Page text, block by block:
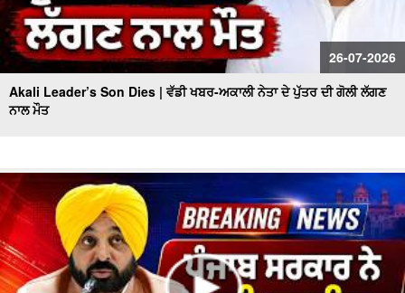
26-07-2026
Akali Leader’s Son Dies | ਵੱਡੀ ਖਬਰ-ਅਕਾਲੀ ਨੇਤਾ ਦੇ ਪੁੱਤਰ ਦੀ ਗੋਲੀ ਲੱਗਣ
ਨਾਲ ਮੌਤ